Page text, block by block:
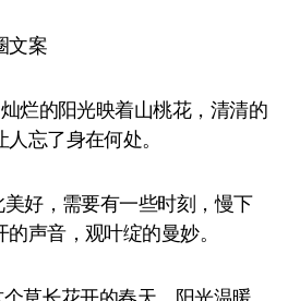
案
的阳光映着山桃花，清清的
忘了身在何处。
好，需要有一些时刻，慢下
声音，观叶绽的曼妙。